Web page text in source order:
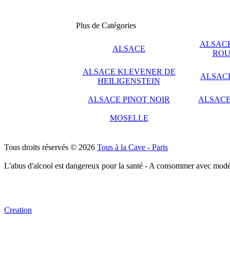
Plus de Catégories
ALSACE
ALSACE KLEVENER DE
HEILIGENSTEIN
ALSACE PINOT NOIR
MOSELLE
Tous droits réservés © 2026 Tous à la Cave - Paris
L'abus d'alcool est dangereux pour la santé - A consommer avec
Creation